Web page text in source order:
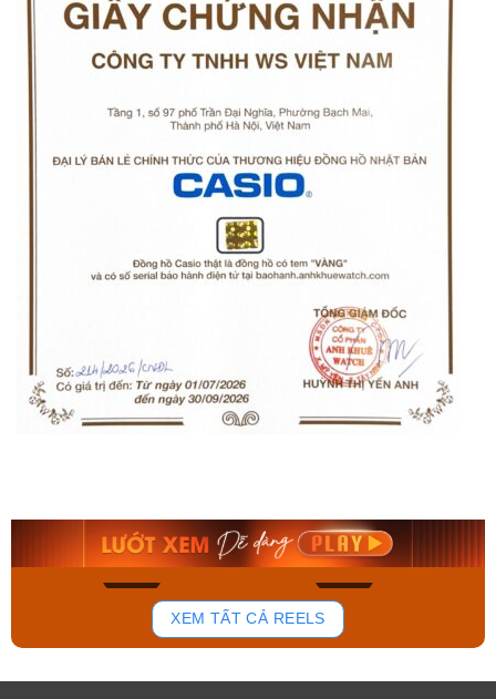
150
Mua ngay Mua ngay
XEM TẤT CẢ REELS